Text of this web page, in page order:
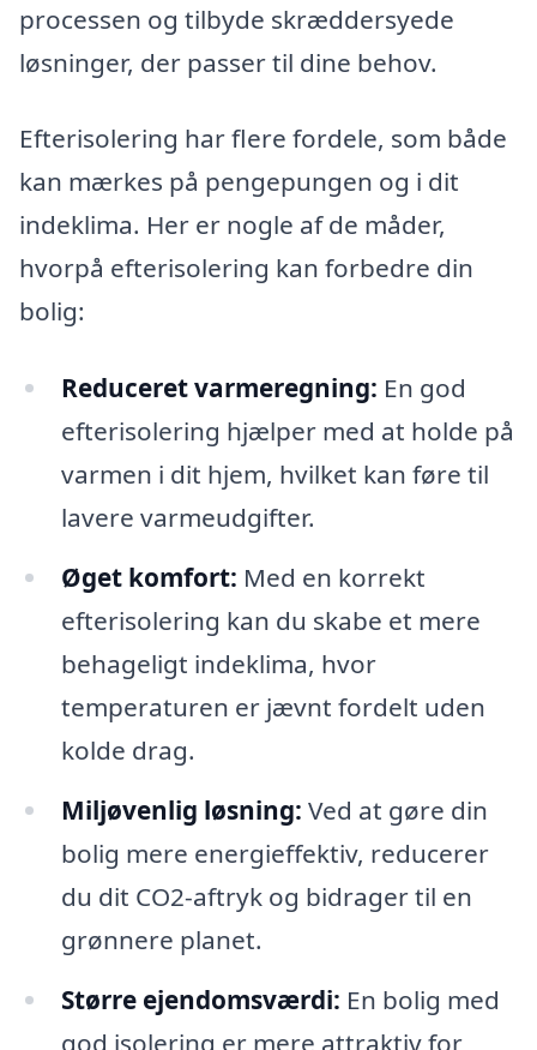
processen og tilbyde skræddersyede
løsninger, der passer til dine behov.
Efterisolering har flere fordele, som både
kan mærkes på pengepungen og i dit
indeklima. Her er nogle af de måder,
hvorpå efterisolering kan forbedre din
bolig:
Reduceret varmeregning: En god
efterisolering hjælper med at holde på
varmen i dit hjem, hvilket kan føre til
lavere varmeudgifter.
Øget komfort: Med en korrekt
efterisolering kan du skabe et mere
behageligt indeklima, hvor
temperaturen er jævnt fordelt uden
kolde drag.
Miljøvenlig løsning: Ved at gøre din
bolig mere energieffektiv, reducerer
du dit CO2-aftryk og bidrager til en
grønnere planet.
Større ejendomsværdi: En bolig med
god isolering er mere attraktiv for